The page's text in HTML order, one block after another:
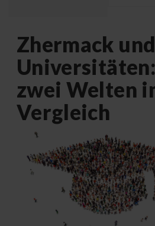
Zhermack und
Universitäten:
zwei Welten
Vergleich